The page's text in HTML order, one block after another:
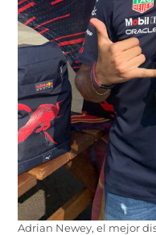
Adrian Newey, el mejor